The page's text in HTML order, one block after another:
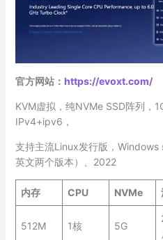
官方网站： https://evoxt.com/
KVM虚拟，纯NVMe SSD阵列，
IPv4+ipv6，
支持主流Linux发行版，
英文两个版本）、2022
内存 CPU NVMe
512M 1核 5G